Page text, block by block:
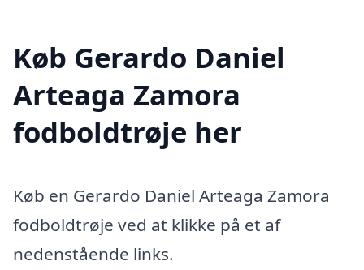
Køb Gerardo Daniel
Arteaga Zamora
fodboldtrøje her
Køb en Gerardo Daniel Arteaga Zamora
fodboldtrøje ved at klikke på et af
nedenstående links.